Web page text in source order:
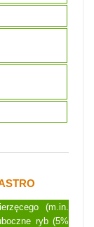
(m.in.
ryb (5%